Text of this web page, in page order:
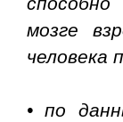
мозге
человека
• по